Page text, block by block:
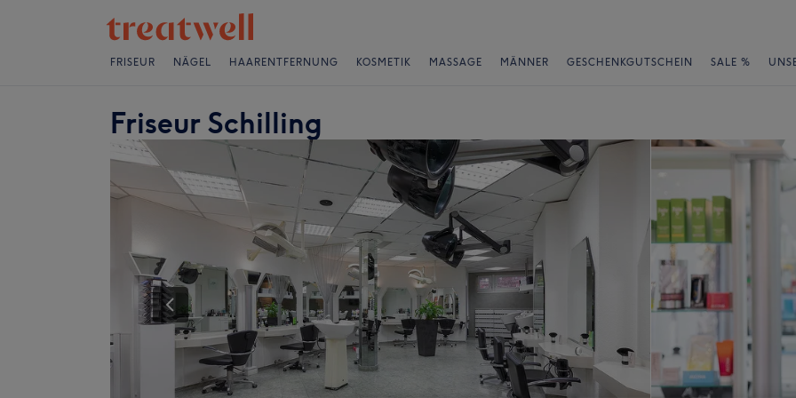
FRISEUR NÄGEL HAARENTFERNUNG KOSMETIK MASSAGE MÄNNER GESCHENKGUTSCHEIN SALE %
Friseur Schilling